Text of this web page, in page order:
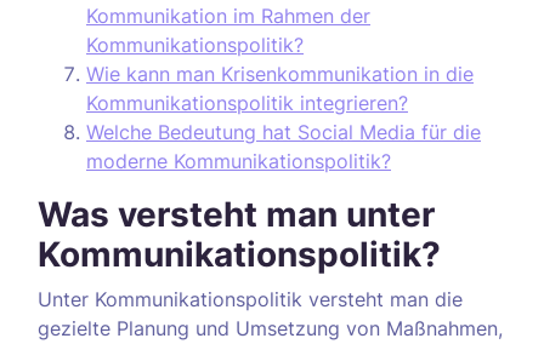
Kommunikation im Rahmen der
Kommunikationspolitik?
Wie kann man Krisenkommunikation in die
Kommunikationspolitik integrieren?
Welche Bedeutung hat Social Media für die
moderne Kommunikationspolitik?
Was versteht man unter
Kommunikationspolitik?
Unter Kommunikationspolitik versteht man die
gezielte Planung und Umsetzung von Maßnahmen,